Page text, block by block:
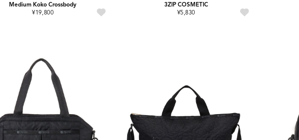
Medium Koko Crossbody
¥19,800
3ZIP COSMETIC
¥5,830